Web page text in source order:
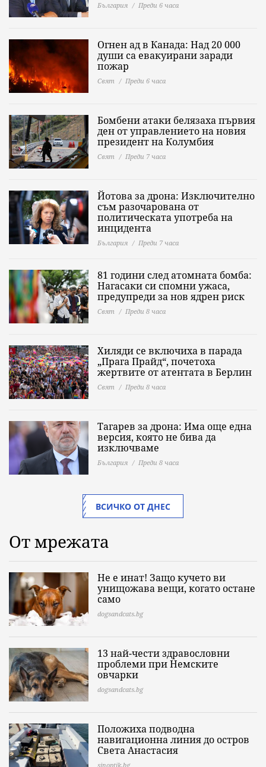
България Преди 6 часа
Огнен ад в Канада: Над 20 000
души са евакуирани заради
пожар
Свят Преди 6 часа
Бомбени атаки белязаха първия
ден от управлението на новия
президент на Колумбия
Свят Преди 7 часа
Йотова за дрона: Изключително
съм разочарована от
политическата употреба на
инцидента
България Преди 7 часа
81 години след атомната бомба:
Нагасаки си спомни ужаса,
предупреди за нов ядрен риск
Свят Преди 8 часа
Хиляди се включиха в парада
„Прага Прайд“, почетоха
жертвите от атентата в Берлин
Свят Преди 8 часа
Тагарев за дрона: Има още една
версия, която не бива да
изключваме
България Преди 8 часа
ВСИЧКО ОТ ДНЕС
От мрежата
Не е инат! Защо кучето ви
унищожава вещи, когато остане
само
dogsandcats.bg
13 най-чести здравословни
проблеми при Немските
овчарки
dogsandcats.bg
Положиха подводна
навигационна линия до остров
Света Анастасия
sinoptik.bg